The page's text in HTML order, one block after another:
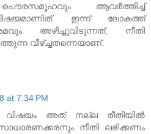
ആവര്‍ത്തിച്ച്
ഇന്ന് ലോകത്ത്
അഴിച്ചുവിടുന്നത്, നീതി
വീഴ്ച്ചതന്നെയാണ്.
at 7:34 PM
അത് നല്ല രീതിയില്‍
നീതി ലഭിക്കണം